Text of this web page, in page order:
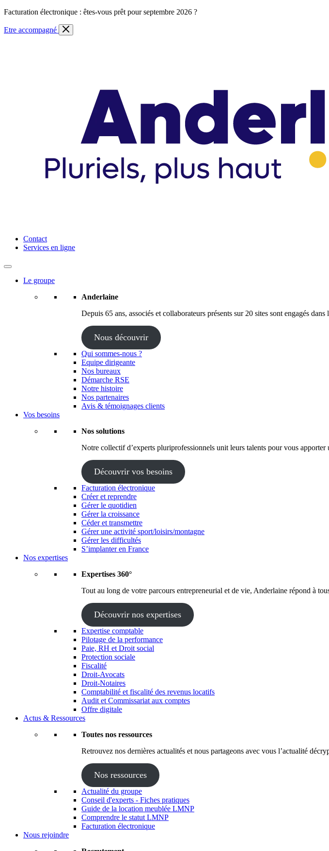
Skip
content
Facturation électronique : êtes-vous prêt pour septembre 2026 ?
Etre accompagné
Anderlaine | Conseil – Expert comptable – Avocat – Audit
Contact
Services en ligne
Le groupe
Anderlaine
Depuis 65 ans, associés et collaborateurs présents sur 20 sites sont engagés
Nous découvrir
Qui sommes-nous ?
Equipe dirigeante
Nos bureaux
Démarche RSE
Notre histoire
Nos partenaires
Avis & témoignages clients
Vos besoins
Nos solutions
Notre collectif d’experts pluriprofessionnels unit leurs talents pour vous
Découvrir vos besoins
Facturation électronique
Créer et reprendre
Gérer le quotidien
Gérer la croissance
Céder et transmettre
Gérer une activité sport/loisirs/montagne
Gérer les difficultés
S’implanter en France
Nos expertises
Expertises 360°
Tout au long de votre parcours entrepreneurial et de vie, Anderlaine répond à
Découvrir nos expertises
Expertise comptable
Pilotage de la performance
Paie, RH et Droit social
Protection sociale
Fiscalité
Droit-Avocats
Droit-Notaires
Comptabilité et fiscalité des revenus locatifs
Audit et Commissariat aux comptes
Offre digitale
Actus & Ressources
Toutes nos ressources
Retrouvez nos dernières actualités et nous partageons avec vous l’actualité
Nos ressources
Actualité du groupe
Conseil d'experts - Fiches pratiques
Guide de la location meublée LMNP
Comprendre le statut LMNP
Facturation électronique
Nous rejoindre